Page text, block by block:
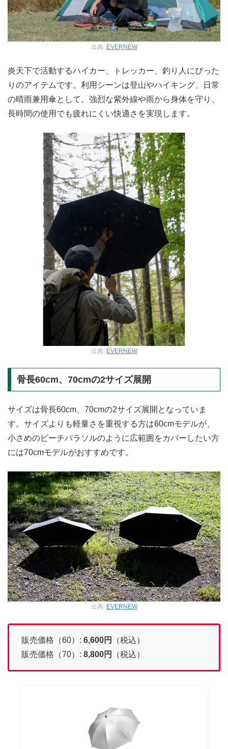
出典: EVERNEW
炎天下で活動するハイカー、トレッカー、釣り人にぴった
りのアイテムです。利用シーンは登山やハイキング、日常
の晴雨兼用傘として。強烈な紫外線や雨から身体を守り、
長時間の使用でも疲れにくい快適さを実現します。
出典: EVERNEW
骨長60cm、70cmの2サイズ展開
サイズは骨長60cm、70cmの2サイズ展開となっていま
す。サイズよりも軽量さを重視する方は60cmモデルが、
小さめのビーチパラソルのように広範囲をカバーしたい方
には70cmモデルがおすすめです。
出典: EVERNEW
販売価格（60）: 6,600円
（税込）
販売価格（70）: 8,800円 （税込）